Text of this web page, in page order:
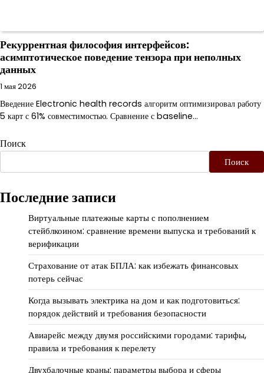
Рекуррентная философия интерфейсов:
асимптотическое поведение тензора при неполных
данных
1 мая 2026
Введение Electronic health records алгоритм оптимизировал работу
5 карт с 61% совместимостью. Сравнение с baseline…
Поиск
Поиск
Последние записи
Виртуальные платежные карты с пополнением
стейблкоином: сравнение времени выпуска и требований к
верификации
Страхование от атак БПЛА: как избежать финансовых
потерь сейчас
Когда вызывать электрика на дом и как подготовиться:
порядок действий и требования безопасности
Авиарейс между двумя российскими городами: тарифы,
правила и требования к перелету
Двухбалочные краны: параметры выбора и сферы